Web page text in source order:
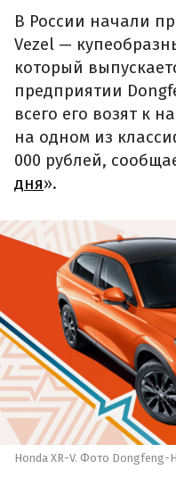
В России начали
Vezel —
который
предприятии
всего его возят к
на одном из
000 рублей,
дня».
Honda XR-V. Фото Dongfeng-